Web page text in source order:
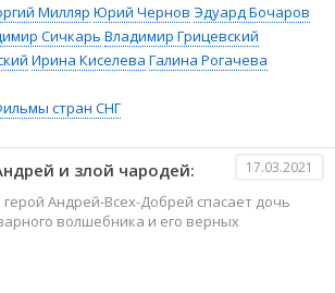
Милляр Юрий Чернов Эдуард Бочаров
Сичкарь Владимир Грицевский
Ирина Киселева Галина Рогачева
стран СНГ
и злой чародей: 17.03.2021
Андрей-Всех-Добрей спасает дочь
волшебника и его верных